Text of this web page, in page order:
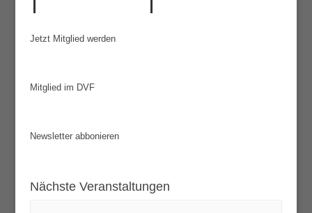
Jetzt Mitglied werden
Mitglied im DVF
Newsletter abbonieren
Nächste Veranstaltungen